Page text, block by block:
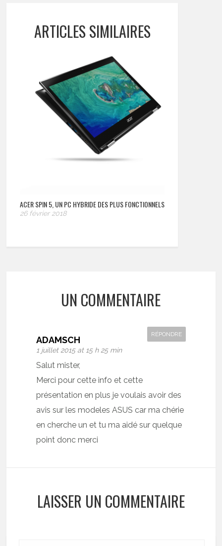
ARTICLES SIMILAIRES
ACER SPIN 5, UN PC HYBRIDE DES PLUS FONCTIONNELS
26 février 2018
UN COMMENTAIRE
ADAMSCH
1 juillet 2015 at 15 h 25 min
RÉPONDRE
Salut mister,
Merci pour cette info et cette
présentation en plus je voulais avoir des
avis sur les modeles ASUS car ma chérie
en cherche un et tu ma aidé sur quelque
point donc merci
LAISSER UN COMMENTAIRE